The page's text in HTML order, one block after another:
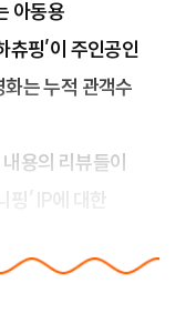
아동용
츄핑’이 주인공인
화는 누적 관객수
용의 리뷰들이
’ IP에 대한